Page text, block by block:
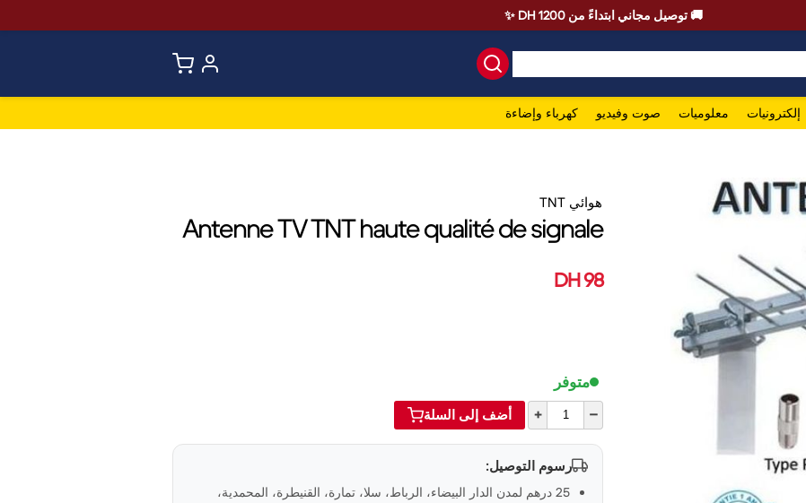
🚚 توصيل مجاني ابتداءً من 1200 DH ✨
إلكترونيات معلوميات صوت وفيديو كهرباء وإضاءة
هوائي TNT
Antenne TV TNT haute qualité de signale
98 DH
متوفر
–
+ أضف إلى السلة
رسوم التوصيل:
25 درهم لمدن الدار البيضاء، الرباط، سلا، تمارة، القنيطرة، المحمدية،